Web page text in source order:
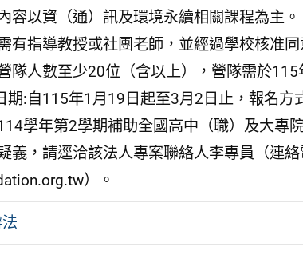
容以資（通）訊及環境永續相關課程為主。
有指導教授或社團老師，並經過學校核准同
隊人數至少20位（含以上），營隊需於115
期:自115年1月19日起至3月2日止，報名方
學年第2學期補助全國高中（職）及大專
義，請逕洽該法人專案聯絡人李專員（連
）。